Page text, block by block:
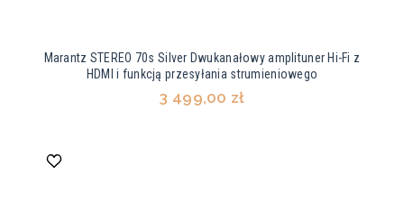
Marantz STEREO 70s Silver Dwukanałowy amplituner Hi-Fi z
HDMI i funkcją przesyłania strumieniowego
3 499,00 zł